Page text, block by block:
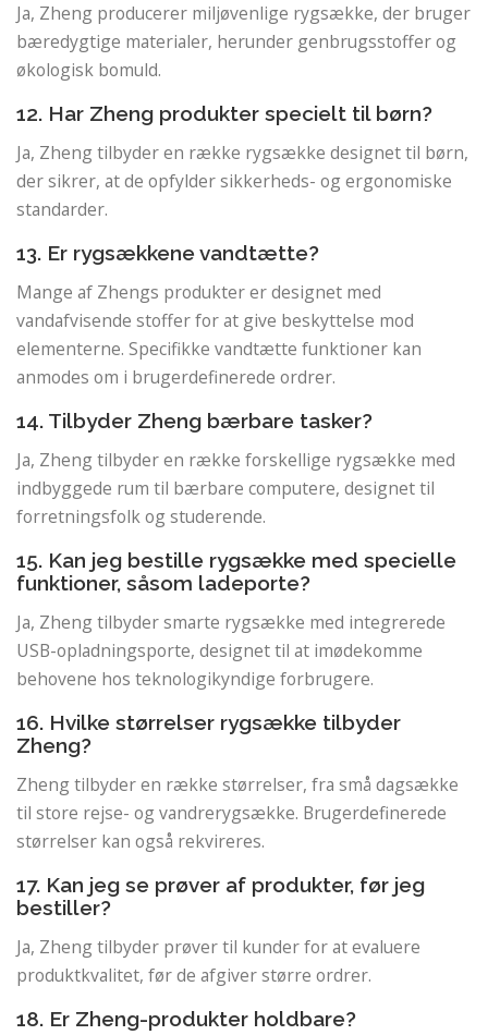
Ja, Zheng producerer miljøvenlige rygsække, der bruger
bæredygtige materialer, herunder genbrugsstoffer og
økologisk bomuld.
12. Har Zheng produkter specielt til børn?
Ja, Zheng tilbyder en række rygsække designet til børn,
der sikrer, at de opfylder sikkerheds- og ergonomiske
standarder.
13. Er rygsækkene vandtætte?
Mange af Zhengs produkter er designet med
vandafvisende stoffer for at give beskyttelse mod
elementerne. Specifikke vandtætte funktioner kan
anmodes om i brugerdefinerede ordrer.
14. Tilbyder Zheng bærbare tasker?
Ja, Zheng tilbyder en række forskellige rygsække med
indbyggede rum til bærbare computere, designet til
forretningsfolk og studerende.
15. Kan jeg bestille rygsække med specielle
funktioner, såsom ladeporte?
Ja, Zheng tilbyder smarte rygsække med integrerede
USB-opladningsporte, designet til at imødekomme
behovene hos teknologikyndige forbrugere.
16. Hvilke størrelser rygsække tilbyder
Zheng?
Zheng tilbyder en række størrelser, fra små dagsække
til store rejse- og vandrerygsække. Brugerdefinerede
størrelser kan også rekvireres.
17. Kan jeg se prøver af produkter, før jeg
bestiller?
Ja, Zheng tilbyder prøver til kunder for at evaluere
produktkvalitet, før de afgiver større ordrer.
18. Er Zheng-produkter holdbare?